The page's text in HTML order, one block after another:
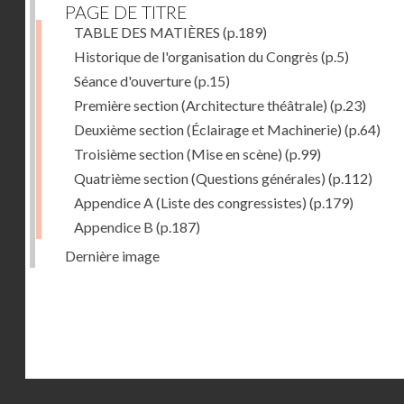
PAGE DE TITRE
TABLE DES MATIÈRES (p.189)
Historique de l'organisation du Congrès (p.5)
Séance d'ouverture(p.15)
Première section (Architecture théâtrale) (p.23)
Deuxième section (Éclairage et Machinerie) (p.64)
Troisième section (Mise en scène) (p.99)
Quatrième section (Questions générales) (p.112)
Appendice A (Liste des congressistes) (p.179)
Appendice B (p.187)
Dernière image